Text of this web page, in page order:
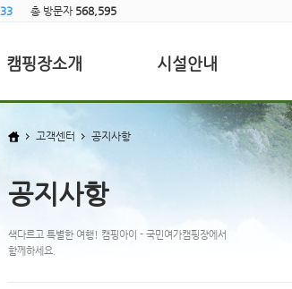
33 총 방문자 568,595
캠핑장소개 시설안내
고객센터 공지사항
공지사항
색다르고 특별한 여행! 캠핑아이 - 국민여가캠핑장에서
함께하세요.